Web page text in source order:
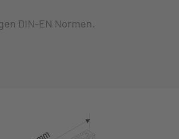
DIN-EN Normen.